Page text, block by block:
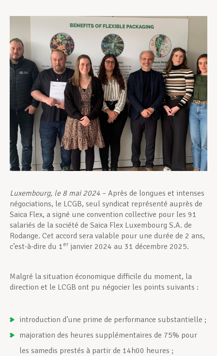
Développement professionnel
Devenir Membre
Actualités
Luxembourg, le 8 mai 2024 – Après de longues et intenses
négociations, le LCGB, seul syndicat représenté auprès de
Saica Flex, a signé une convention collective pour les 91
salariés de la société de Saica Flex Luxembourg S.A. de
Rodange. Cet accord sera valable pour une durée de 2 ans,
c’est-à-dire du 1 er janvier 2024 au 31 décembre 2025.
Malgré la situation économique difficile du moment, la
direction et le LCGB ont pu négocier les points suivants :
introduction d’une prime de performance substantielle ;
majoration des heures supplémentaires de 75% pour
les samedis prestés à partir de 14h00 heures ;